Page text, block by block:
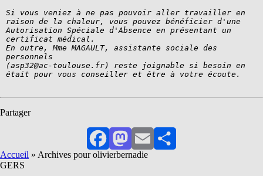
Si vous veniez à ne pas pouvoir aller travailler en
raison de la chaleur, vous pouvez bénéficier d'une
Autorisation Spéciale d'Absence en présentant un
certificat médical.
En outre, Mme MAGAULT, assistante sociale des
personnels
(asp32@ac-toulouse.fr) reste joignable si besoin en
était pour vous conseiller et être à votre écoute.
Partager
FacebookMastodon
EmailPartager
Accueil » Archives pour olivierbernadie
GERS